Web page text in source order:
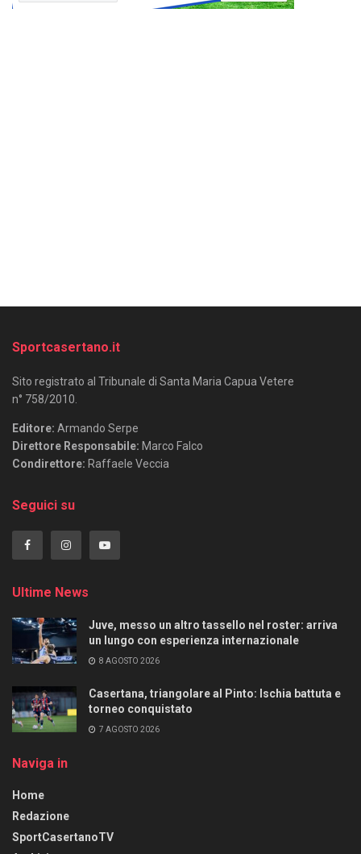
Sportcasertano.it
Sito registrato al Tribunale di Santa Maria Capua Vetere
n° 758/2010.
Editore: Armando Serpe
Direttore Responsabile: Marco Falco
Condirettore: Raffaele Veccia
Seguici su
Ultime News
Juve, messo un altro tassello nel roster: arriva
un lungo con esperienza internazionale
8 AGOSTO 2026
Casertana, triangolare al Pinto: Ischia battuta e
torneo conquistato
7 AGOSTO 2026
Naviga in
Home
Redazione
SportCasertanoTV